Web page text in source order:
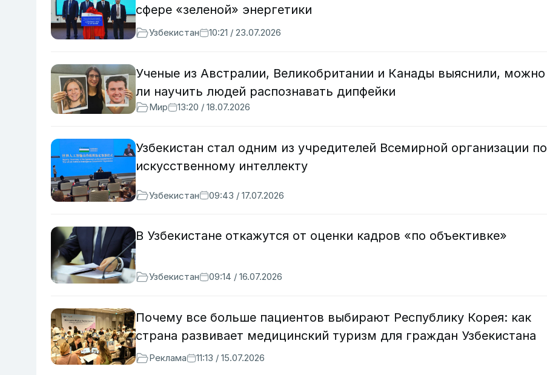
сфере «зеленой» энергетики
Узбекистан 10:21 / 23.07.2026
Ученые из Австралии, Великобритании и Канады выяснили, можно
ли научить людей распознавать дипфейки
Мир 13:20 / 18.07.2026
Узбекистан стал одним из учредителей Всемирной организации по
искусственному интеллекту
Узбекистан 09:43 / 17.07.2026
В Узбекистане откажутся от оценки кадров «по объективке»
Узбекистан 09:14 / 16.07.2026
Почему все больше пациентов выбирают Республику Корея: как
страна развивает медицинский туризм для граждан Узбекистана
Реклама 11:13 / 15.07.2026